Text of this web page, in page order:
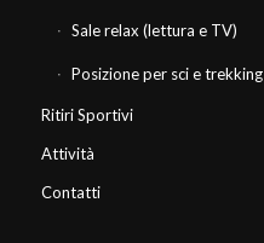
Sale relax (lettura e TV)
Posizione per sci e trekking
Ritiri Sportivi
Attività
Contatti